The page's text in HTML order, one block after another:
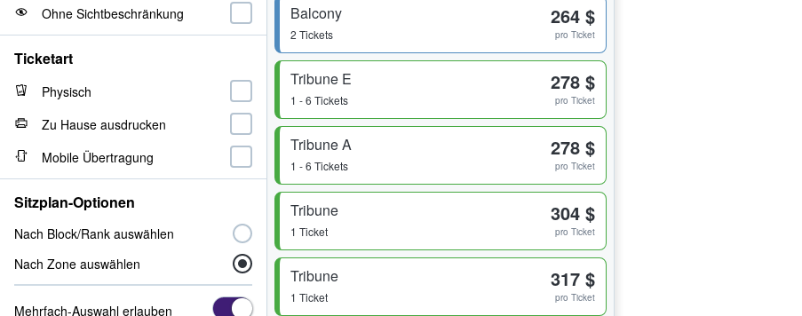
Balcony
2 Tickets
264 $
pro Ticket
Tribune E
1 - 6 Tickets
278 $
pro Ticket
Tribune A
1 - 6 Tickets
278 $
pro Ticket
Tribune
1 Ticket
304 $
pro Ticket
Tribune
1 Ticket
317 $
pro Ticket
Ohne Sichtbeschränkung
Ticketart
Physisch
Zu Hause ausdrucken
Mobile Übertragung
Sitzplan-Optionen
Nach Block/Rank auswählen
Nach Zone auswählen
Mehrfach-Auswahl erlauben